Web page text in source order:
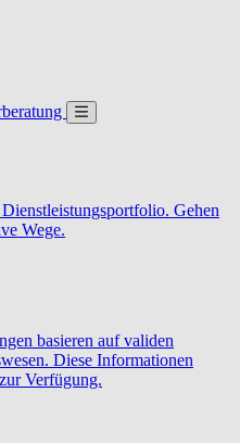
Gehen
Wege.
basieren auf validen
Diese Informationen
Verfügung.